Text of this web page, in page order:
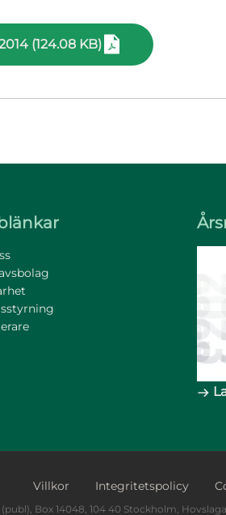
(124.08 KB)
Footer Bottom
Villkor Integritetspolicy
Box 14048, 104 40 Stockholm,